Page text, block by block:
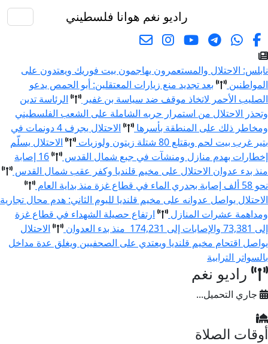
راديو نغم هوانا فلسطيني
نابلس: الاحتلال والمستعمرون يهاجمون بيت فوريك ويعتدون على
المواطنين
بعد تجديد منع زيارات المعتقلين: أبو الحمص يدعو
الصليب الأحمر لاتخاذ موقف ضد سياسة بن غفير
الرئاسة تدين
وتحذر الاحتلال من استمرار حربه الشاملة على الشعب الفلسطيني
ومخاطر ذلك على المنطقة بأسرها
الاحتلال يجرف 4 دونمات في
بتير غرب بيت لحم ويقتلع 80 شتلة زيتون ولوزيات
الاحتلال يسلّم
إخطارات بهدم منازل ومنشآت في جبع شمال القدس
16 إصابة
منذ بدء عدوان الاحتلال على مخيم قلنديا وكفر عقب شمال القدس
نحو 58 ألف إصابة بجدري الماء في قطاع غزة منذ بداية العام
الاحتلال يواصل عدوانه على مخيم قلنديا لليوم الثاني: هدم محال تجارية
ومداهمة عشرات المنازل
ارتفاع حصيلة الشهداء في قطاع غزة
إلى 73,381 والإصابات إلى 174,231 منذ بدء العدوان
الاحتلال
يواصل اقتحام مخيم قلنديا ويعتدي على الصحفيين ويغلق عدة مداخل
بالسواتر الترابية
راديو نغم
جاري التحميل...
أوقات الصلاة